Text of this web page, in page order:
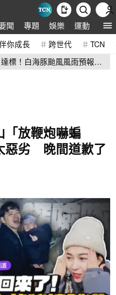
聞 專題 娛樂 運動 全球
你成長 跨世代 TCN
達標！白海豚颱風風雨預報
「放鞭炮嚇蝙
惡劣 晚間道歉了